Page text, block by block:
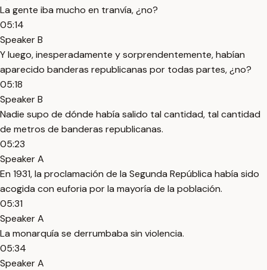
La gente iba mucho en tranvía, ¿no?
05:14
Speaker B
Y luego, inesperadamente y sorprendentemente, habían
aparecido banderas republicanas por todas partes, ¿no?
05:18
Speaker B
Nadie supo de dónde había salido tal cantidad, tal cantidad
de metros de banderas republicanas.
05:23
Speaker A
En 1931, la proclamación de la Segunda República había sido
acogida con euforia por la mayoría de la población.
05:31
Speaker A
La monarquía se derrumbaba sin violencia.
05:34
Speaker A